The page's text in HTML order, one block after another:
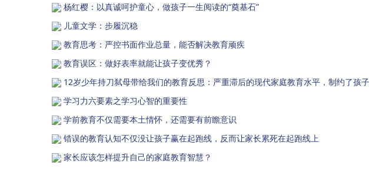
杨红樱：以真诚呵护童心，做孩子一生阅读的“奠基石”
儿童文学：步履沉稳
教育思考：严控书面作业总量，能否解决教育顽疾
教育误区：做好表率就能让孩子变优秀？
12岁少年持刀弑母带给我们的教育反思：严重滞后的现代家庭教育水平，制约了孩
学习力六要素之学习心智的重要性
学前教育不仅需要本土情怀，还需要有前瞻意识
错误的教育认知不仅没让孩子赢在起跑线，反而让家长累死在起跑线上
家长应该怎样提升自己的家庭教育智慧？